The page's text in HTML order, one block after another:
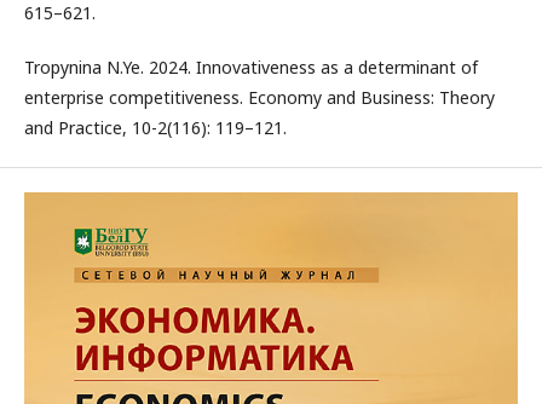
615–621.
Tropynina N.Ye. 2024. Innovativeness as a determinant of
enterprise competitiveness. Economy and Business: Theory
and Practice, 10-2(116): 119–121.